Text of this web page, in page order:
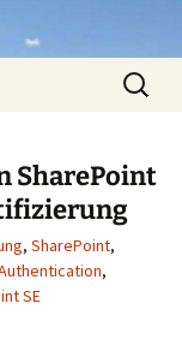
Suchen
nach:
SharePoint
, SharePoint,
,
SE